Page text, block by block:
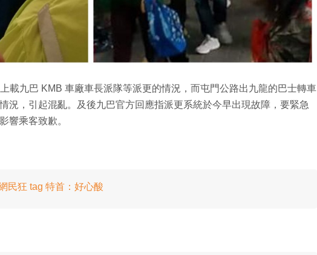
載九巴 KMB 車廠車長派隊等派更的情況，而屯門公路出九龍的巴士轉車
況，引起混亂。及後九巴官方回應指派更系統於今早出現故障，要緊急
響乘客致歉。
民狂 tag 特首：好心酸